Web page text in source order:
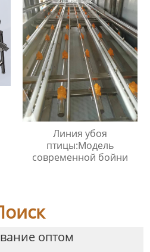
Линия убоя
птицы:Модель
современной бойни
оптом